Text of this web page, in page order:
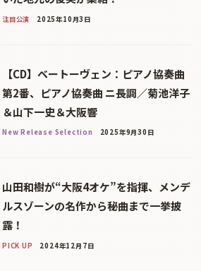
注目公演 2025年10月3日
【CD】ベートーヴェン：ピアノ協奏曲
第2番、ピアノ協奏曲 ニ長調／菊池洋子
＆山下一史＆大阪響
New Release Selection 2025年9月30日
山田和樹が“大阪4オケ”を指揮、メンデ
ルスゾーンの名作から秘曲まで一挙披
露！
PICK UP 2024年12月7日